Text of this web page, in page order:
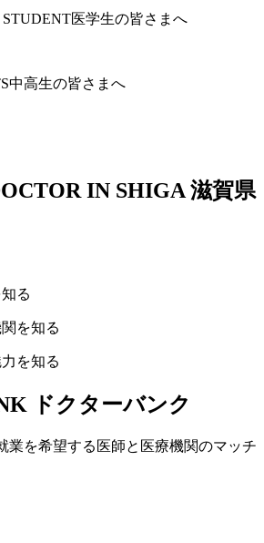
医学生の皆さまへ
中高生の皆さまへ
IN SHIGA 滋賀県
る
を知る
を知る
ドクターバンク
業を希望する医師と医療機関のマッチ